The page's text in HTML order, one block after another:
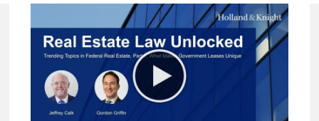
Vivian. Muchas gracias. Sí, soy Esteban García. Trabajo
real estatecon diversas empresas del sector
y por tu tiempo para poder discutir estos temas
acá en Colombia.
muy feliz de compartir este tiempo contigo y le
está oyendo que este episodio va a ser en español.